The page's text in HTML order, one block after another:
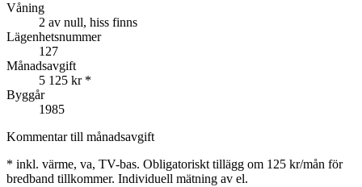
Våning
2 av null, hiss finns
Lägenhetsnummer
127
Månadsavgift
5 125 kr*
Byggår
1985
Kommentar till månadsavgift
* inkl. värme, va, TV-bas. Obligatoriskt tillägg om 125 kr/mån för
bredband tillkommer. Individuell mätning av el.